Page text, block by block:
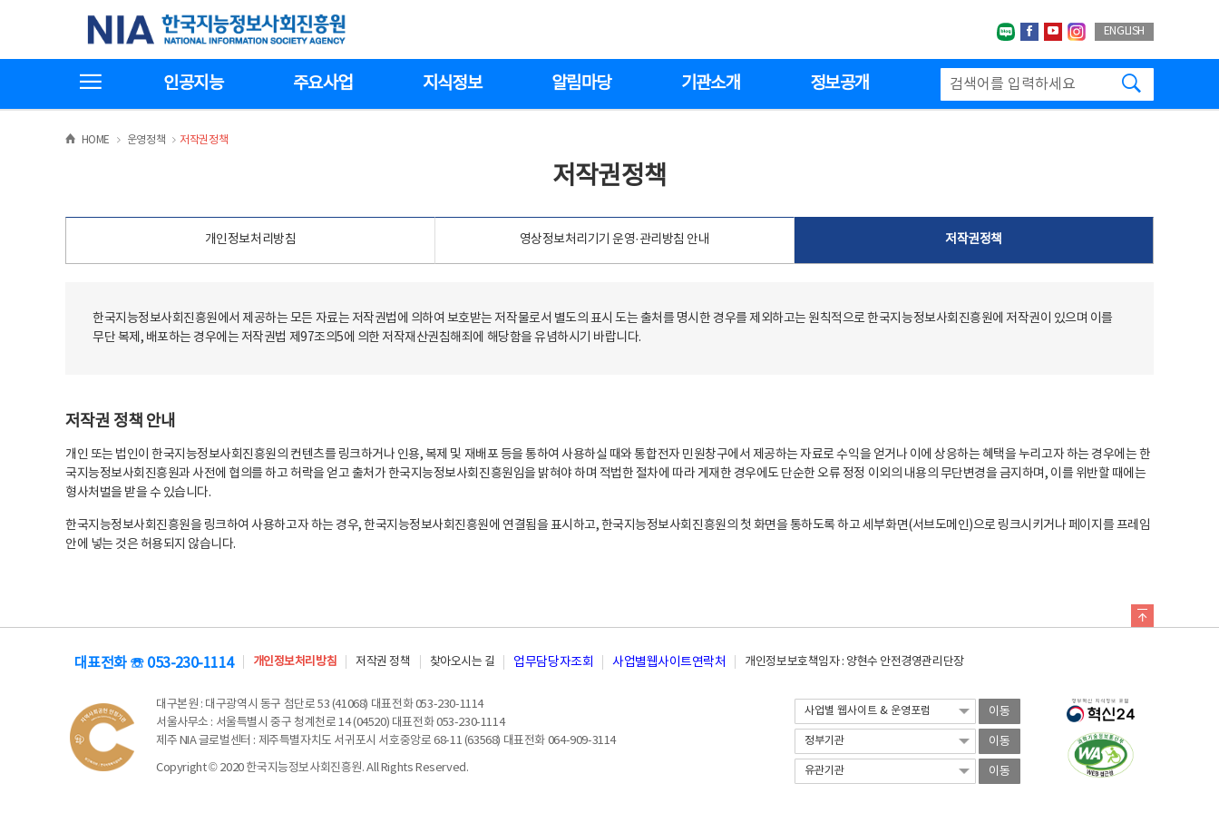
기
한국지능정보사회진흥원
네이버블로그
페이스북
유투브인스타그랩
ENGLISH
인공지능 주요사업 지식정보 알림마당 기관소개 정보공개
HOME >운영정책 >
저작권정책
저작권정책
개인정보처리방침 영상정보처리기기 운영·관리방침 안내 저작권정책
한국지능정보사회진흥원에서 제공하는 모든 자료는 저작권법에 의하여 보호받는 저작물로서 별도의 표시 도는 출처를 명시한 경우를 제외하고는 원칙적으로 한국지능정보사회진흥원에 저작권이 있으며 이를
무단 복제, 배포하는 경우에는 저작권법 제97조의5에 의한 저작재산권침해죄에 해당함을 유념하시기 바랍니다.
저작권 정책 안내
개인 또는 법인이 한국지능정보사회진흥원의 컨텐츠를 링크하거나 인용, 복제 및 재배포 등을 통하여 사용하실 때와 통합전자 민원창구에서 제공하는 자료로 수익을 얻거나 이에 상응하는 혜택을 누리고자 하는 경우에는 한
국지능정보사회진흥원과 사전에 협의를 하고 허락을 얻고 출처가 한국지능정보사회진흥원임을 밝혀야 하며 적법한 절차에 따라 게재한 경우에도 단순한 오류 정정 이외의 내용의 무단변경을 금지하며, 이를 위반할 때에는
형사처벌을 받을 수 있습니다.
한국지능정보사회진흥원을 링크하여 사용하고자 하는 경우, 한국지능정보사회진흥원에 연결됨을 표시하고, 한국지능정보사회진흥원의 첫 화면을 통하도록 하고 세부화면(서브도메인)으로 링크시키거나 페이지를 프레임
안에 넣는 것은 허용되지 않습니다.
대표전화 ☏ 053-230-1114 개인정보처리방침 저작권 정책 찾아오시는 길 업무담당자조회 사업별웹사이트연락처 개인정보보호책임자 : 양현수 안전경영관리단장
대구본원 : 대구광역시 동구 첨단로 53 (41068) 대표전화 053-230-1114
서울사무소 : 서울특별시 중구 청계천로 14 (04520) 대표전화 053-230-1114
제주 NIA 글로벌센터 : 제주특별자치도 서귀포시 서호중앙로 68-11 (63568) 대표전화 064-909-3114
Copyright © 2020 한국지능정보사회진흥원. All Rights Reserved.
이동
이동
이동